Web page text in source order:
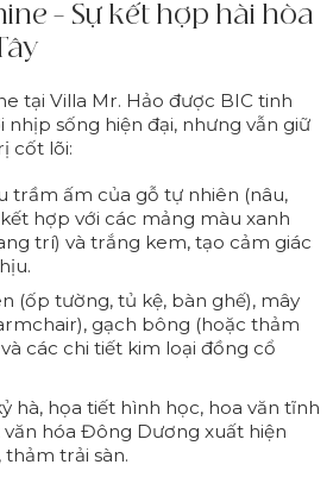
– Sự kết hợp hài hòa
tại Villa Mr. Hảo được BIC tinh
sống hiện đại, nhưng vẫn giữ
cốt lõi:
trầm ấm của gỗ tự nhiên (nâu,
hợp với các mảng màu xanh
trí) và trắng kem, tạo cảm giác
(ốp tường, tủ kệ, bàn ghế), mây
gạch bông (hoặc thảm
các chi tiết kim loại đồng cổ
hà, họa tiết hình học, hoa văn tĩnh
hóa Đông Dương xuất hiện
trải sàn.